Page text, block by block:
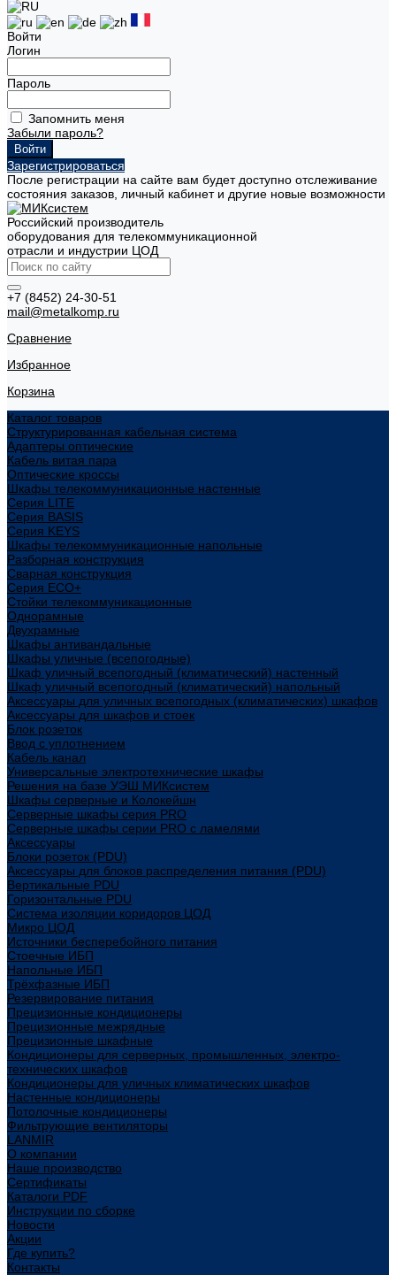
Войти
Логин
Пароль
Запомнить меня
Забыли пароль?
Зарегистрироваться
После регистрации на сайте вам будет доступно отслеживание
состояния заказов, личный кабинет и другие новые возможности
Российский производитель
оборудования для телекоммуникационной
отрасли и индустрии ЦОД
+7 (8452) 24-30-51
mail@metalkomp.ru
Сравнение
Избранное
Корзина
Каталог товаров
Структурированная кабельная система
Адаптеры оптические
Кабель витая пара
Оптические кроссы
Шкафы телекоммуникационные настенные
Cерия LITE
Cерия BASIS
Cерия KEYS
Шкафы телекоммуникационные напольные
Разборная конструкция
Сварная конструкция
Серия ECO+
Стойки телекоммуникационные
Однорамные
Двухрамные
Шкафы антивандальные
Шкафы уличные (всепогодные)
Шкаф уличный всепогодный (климатический) настенный
Шкаф уличный всепогодный (климатический) напольный
Аксессуары для уличных всепогодных (климатических) шкафов
Аксессуары для шкафов и стоек
Блок розеток
Ввод с уплотнением
Кабель канал
Универсальные электротехнические шкафы
Решения на базе УЭШ МИКсистем
Шкафы серверные и Колокейшн
Серверные шкафы серия PRO
Серверные шкафы серии PRO с ламелями
Аксессуары
Блоки розеток (PDU)
Аксессуары для блоков распределения питания (PDU)
Вертикальные PDU
Горизонтальные PDU
Система изоляции коридоров ЦОД
Микро ЦОД
Источники бесперебойного питания
Стоечные ИБП
Напольные ИБП
Трёхфазные ИБП
Резервирование питания
Прецизионные кондиционеры
Прецизионные межрядные
Прецизионные шкафные
Кондиционеры для серверных, промышленных, электро-
технических шкафов
Кондиционеры для уличных климатических шкафов
Настенные кондиционеры
Потолочные кондиционеры
Фильтрующие вентиляторы
LANMIR
О компании
Наше производство
Сертификаты
Каталоги PDF
Инструкции по сборке
Новости
Акции
Где купить?
Контакты